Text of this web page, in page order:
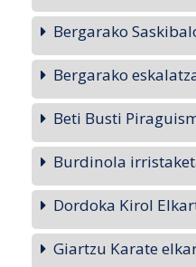
Bergarako
Bergarako
Beti Busti
Burdinola
Dordoka Kirol
Giartzu Karate